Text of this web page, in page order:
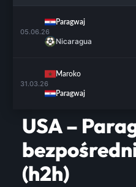
05.06.26
Paragwaj
Nicaragua
31.03.26
Maroko
Paragwaj
USA –
(h2h)